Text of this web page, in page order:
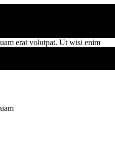
erat volutpat. Ut wisi enim